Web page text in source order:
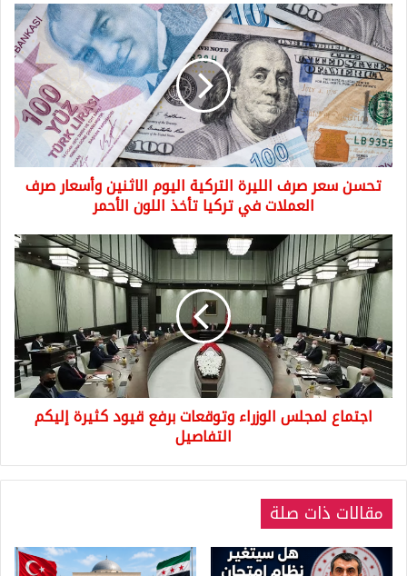
تحسن
سعر
صرف
الليرة
التركية
اليوم
الاثنين
وأسعار
صرف
العملات
تأخذ
اللون
الأحمر
تحسن سعر صرف الليرة التركية اليوم الاثنين وأسعار صرف
العملات في تركيا تأخذ اللون الأحمر
اجتماع
لمجلس
الوزراء
وتوقعات
قيود
كثيرة
إليكم
التفاصيل
اجتماع لمجلس الوزراء وتوقعات برفع قيود كثيرة إليكم
التفاصيل
مقالات ذات صلة